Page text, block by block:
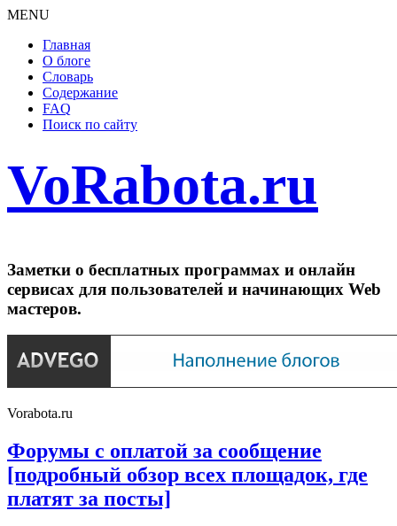
MENU
Главная
О блоге
Словарь
Содержание
FAQ
Поиск по сайту
VoRabota.ru
Заметки о бесплатных программах и онлайн
сервисах для пользователей и начинающих Web
мастеров.
Vorabota.ru
Форумы с оплатой за сообщение
[подробный обзор всех площадок, где
платят за посты]